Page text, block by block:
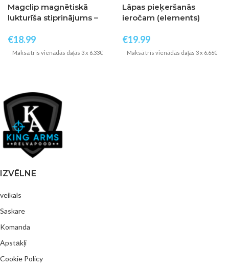
Magclip magnētiskā
lukturīša stiprinājums –
€18.99
Maksā trīs vienādās daļās 3 x 6.33€
Lāpas pieķeršanās
ieročam (elements)
€19.99
Maksā trīs vienādās daļās 3 x 6.66€
IZVĒLNE
veikals
Saskare
Komanda
Apstākļi
Cookie Policy